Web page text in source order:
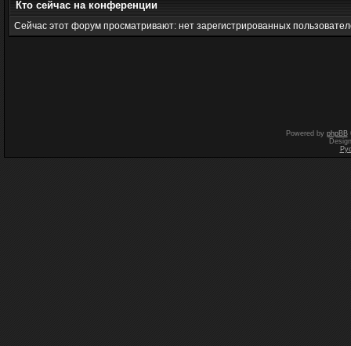
Кто сейчас на конференции
Сейчас этот форум просматривают: нет зарегистрированных
Powered by phpBB